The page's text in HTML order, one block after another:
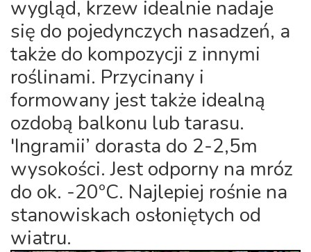
wygląd, krzew idealnie nadaje
się do pojedynczych nasadzeń, a
także do kompozycji z innymi
roślinami. Przycinany i
formowany jest także idealną
ozdobą balkonu lub tarasu.
'Ingramii’ dorasta do 2-2,5m
wysokości. Jest odporny na mróz
do ok. -20ºC. Najlepiej rośnie na
stanowiskach osłoniętych od
wiatru.